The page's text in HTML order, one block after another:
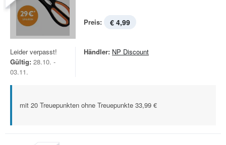
Preis: € 4,99
Leider verpasst!
Gültig: 28.10. -
03.11.
Händler: NP Discount
mit 20 Treuepunkten ohne Treuepunkte 33,99 €